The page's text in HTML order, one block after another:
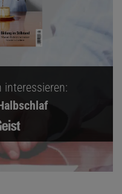
interessieren: